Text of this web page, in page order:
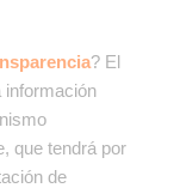
? El
información
que tendrá por
de